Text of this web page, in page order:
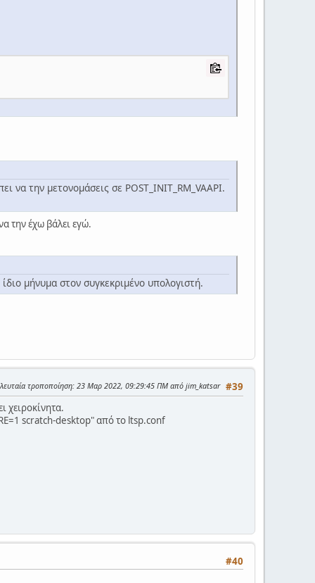
να την μετονομάσεις σε POST_INIT_RM_VAAPI.
την έχω βάλει εγώ.
μήνυμα στον συγκεκριμένο υπολογιστή.
#39
τροποποίηση: 23 Μαρ 2022, 09:29:45 ΠΜ από jim_katsar
χειροκίνητα.
scratch-desktop" από το ltsp.conf
#40